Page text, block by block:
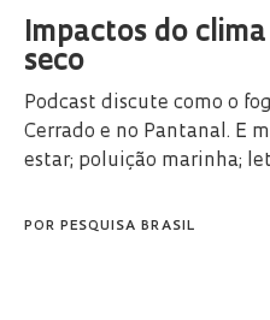
Impactos do
seco
Podcast discute como o
Cerrado e no Pantanal. E
estar; poluição marinha;
POR PESQUISA BRASIL